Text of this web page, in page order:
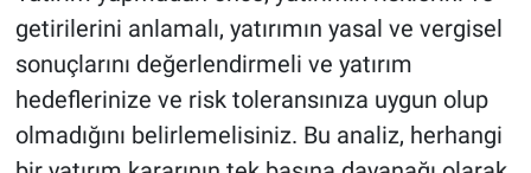
getirilerini anlamalı, yatırımın yasal ve vergisel
sonuçlarını değerlendirmeli ve yatırım
hedeflerinize ve risk toleransınıza uygun olup
olmadığını belirlemelisiniz. Bu analiz, herhangi